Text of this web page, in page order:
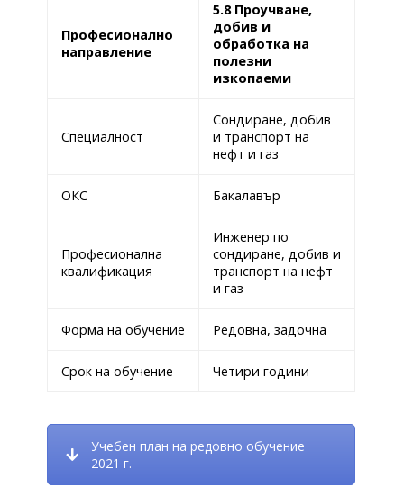
Професионално
направление
5.8 Проучване,
добив и
обработка на
полезни
изкопаеми
Специалност
Сондиране, добив
и транспорт на
нефт и газ
ОКС Бакалавър
Професионална
квалификация
Инженер по
сондиране, добив и
транспорт на нефт
и газ
Форма на обучение Редовна, задочна
Срок на обучение Четири години
Учебен план на редовно обучение
2021 г.